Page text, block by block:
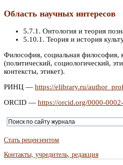
Область научных интересов
5.7.1. Онтология и теория
5.10.1. Теория и история
Философия, социальная философия,
(политический, социологический,
контексты, этикет).
РИНЦ — https://elibrary.ru/
ORCID — https://orcid.org/0000-
Стать рецензентом
Контакты, учредитель, редакция